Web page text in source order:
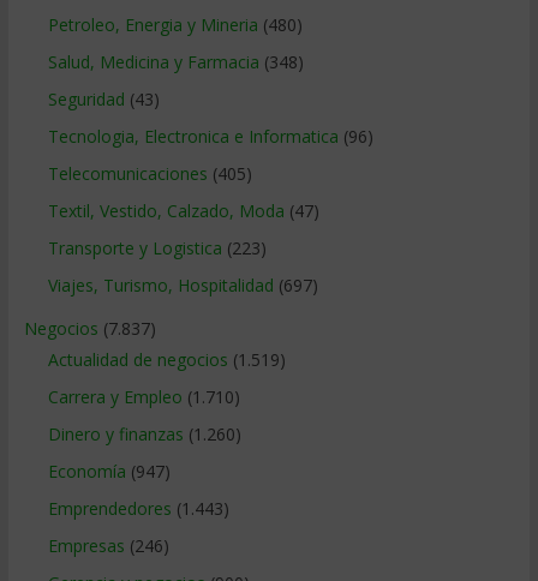
Petroleo, Energia y Mineria (480)
Salud, Medicina y Farmacia (348)
Seguridad (43)
Tecnologia, Electronica e Informatica (96)
Telecomunicaciones (405)
Textil, Vestido, Calzado, Moda (47)
Transporte y Logistica (223)
Viajes, Turismo, Hospitalidad (697)
Negocios (7.837)
Actualidad de negocios (1.519)
Carrera y Empleo (1.710)
Dinero y finanzas (1.260)
Economía (947)
Emprendedores (1.443)
Empresas (246)